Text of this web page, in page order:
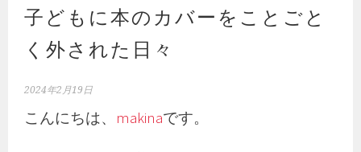
子どもに本のカバーをことごと
く外された日々
2024年2月19日
こんにちは、 makinaです。